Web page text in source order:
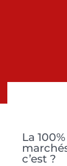
La
c’est ?